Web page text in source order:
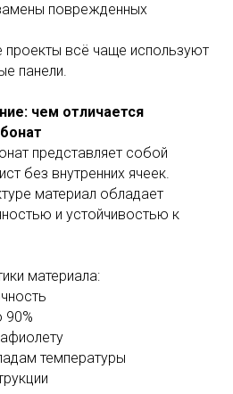
поврежденных
всё чаще используют
панели.
чем отличается
представляет собой
без внутренних ячеек.
материал обладает
и устойчивостью к
материала:
90%
температуры